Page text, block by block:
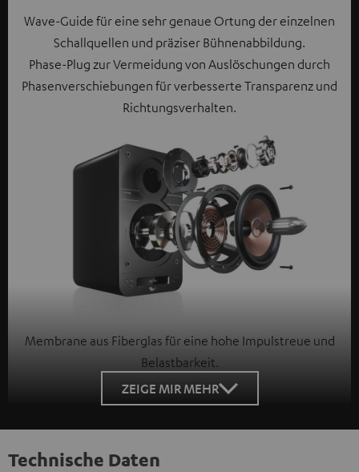
Wave-Guide für eine sehr genaue Ortung der einzelnen
Schallquellen und präziser Bühnenabbildung.
Phase-Plug zur Vermeidung von Auslöschungen durch
Phasenverschiebungen für verbesserte Transparenz und
Richtungsverhalten.
Membrane aus Fiberglas für eine hohe Impulstreue und
Belastbarkeit.
ZEIGE MIR MEHR
Technische Daten